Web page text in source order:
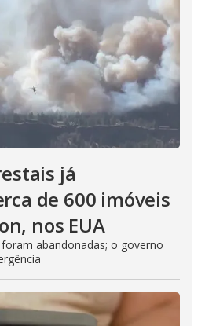
já
de 600 imóveis
nos EUA
abandonadas; o governo